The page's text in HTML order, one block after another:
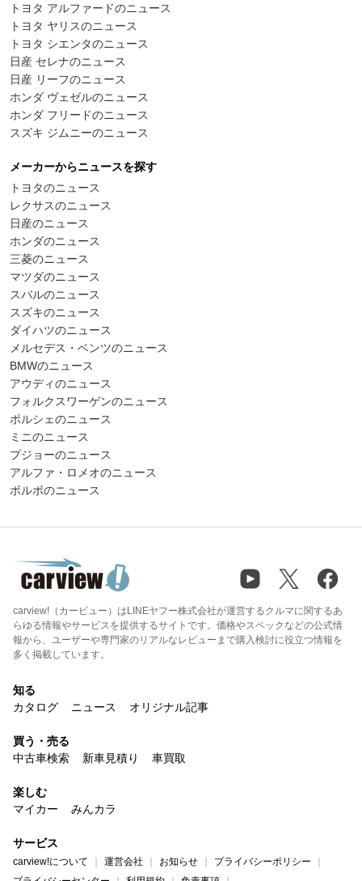
トヨタ アルファードのニュース
トヨタ ヤリスのニュース
トヨタ シエンタのニュース
日産 セレナのニュース
日産 リーフのニュース
ホンダ ヴェゼルのニュース
ホンダ フリードのニュース
スズキ ジムニーのニュース
メーカーからニュースを探す
トヨタのニュース
レクサスのニュース
日産のニュース
ホンダのニュース
三菱のニュース
マツダのニュース
スバルのニュース
スズキのニュース
ダイハツのニュース
メルセデス・ベンツのニュース
BMWのニュース
アウディのニュース
フォルクスワーゲンのニュース
ポルシェのニュース
ミニのニュース
プジョーのニュース
アルファ・ロメオのニュース
ボルボのニュース
carview!（カービュー）はLINEヤフー株式会社が運営するクルマに関するあ
らゆる情報やサービスを提供するサイトです。価格やスペックなどの公式情
報から、ユーザーや専門家のリアルなレビューまで購入検討に役立つ情報を
多く掲載しています。
知る
カタログ
ニュース オリジナル記事
買う・売る
中古車検索
新車見積り 車買取
楽しむ
マイカー
みんカラ
サービス
carview!について 運営会社 お知らせ
プライバシーポリシー